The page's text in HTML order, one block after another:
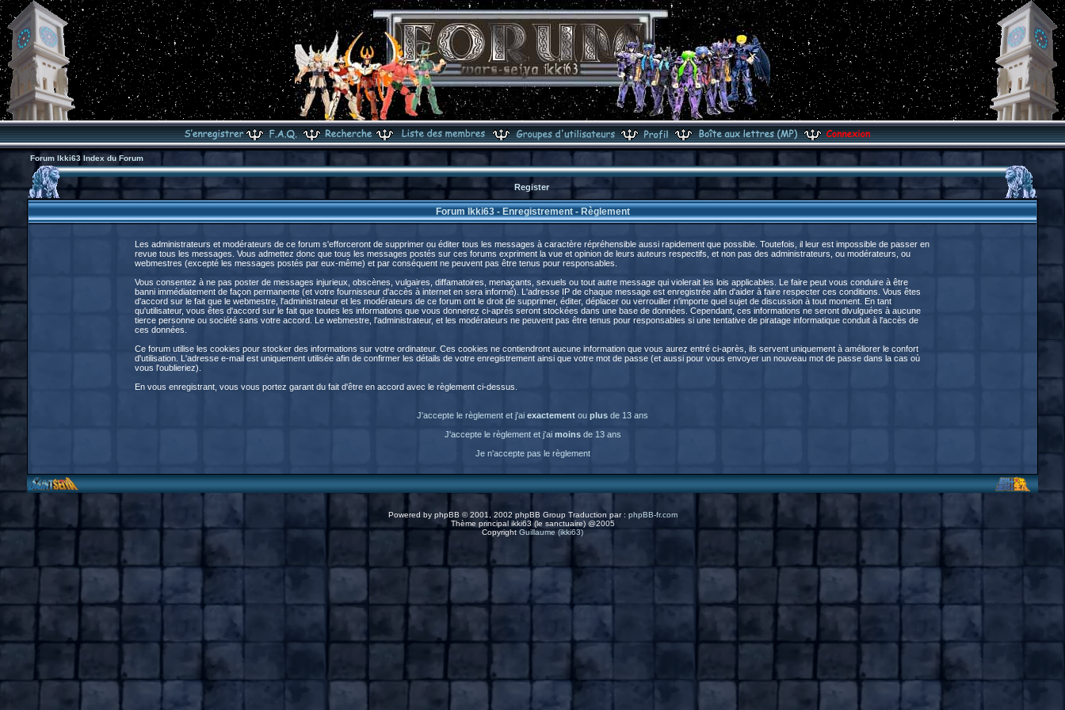
Forum Ikki63 Index du Forum
Register
Forum Ikki63 - Enregistrement - Règlement
Les administrateurs et modérateurs de ce forum s'efforceront de supprimer ou éditer tous les messages à caractère répréhensible aussi rapidement que possible. Toutefois, il leur est impossible de passer en
revue tous les messages. Vous admettez donc que tous les messages postés sur ces forums expriment la vue et opinion de leurs auteurs respectifs, et non pas des administrateurs, ou modérateurs, ou
webmestres (excepté les messages postés par eux-même) et par conséquent ne peuvent pas être tenus pour responsables.
Vous consentez à ne pas poster de messages injurieux, obscènes, vulgaires, diffamatoires, menaçants, sexuels ou tout autre message qui violerait les lois applicables. Le faire peut vous conduire à être
banni immédiatement de façon permanente (et votre fournisseur d'accès à internet en sera informé). L'adresse IP de chaque message est enregistrée afin d'aider à faire respecter ces conditions. Vous êtes
d'accord sur le fait que le webmestre, l'administrateur et les modérateurs de ce forum ont le droit de supprimer, éditer, déplacer ou verrouiller n'importe quel sujet de discussion à tout moment. En tant
qu'utilisateur, vous êtes d'accord sur le fait que toutes les informations que vous donnerez ci-après seront stockées dans une base de données. Cependant, ces informations ne seront divulguées à aucune
tierce personne ou société sans votre accord. Le webmestre, l'administrateur, et les modérateurs ne peuvent pas être tenus pour responsables si une tentative de piratage informatique conduit à l'accès de
ces données.
Ce forum utilise les cookies pour stocker des informations sur votre ordinateur. Ces cookies ne contiendront aucune information que vous aurez entré ci-après, ils servent uniquement à améliorer le confort
d'utilisation. L'adresse e-mail est uniquement utilisée afin de confirmer les détails de votre enregistrement ainsi que votre mot de passe (et aussi pour vous envoyer un nouveau mot de passe dans la cas où
vous l'oublieriez).
En vous enregistrant, vous vous portez garant du fait d'être en accord avec le règlement ci-dessus.
J'accepte le règlement et j'ai exactement ou plus de 13 ans
J'accepte le règlement et j'ai moinsde 13 ans
Je n'accepte pas le règlement
Powered by phpBB © 2001, 2002 phpBB Group Traduction par : phpBB-fr.com
Thème principal ikki63 (le sanctuaire) @2005
Copyright Guillaume (ikki63)